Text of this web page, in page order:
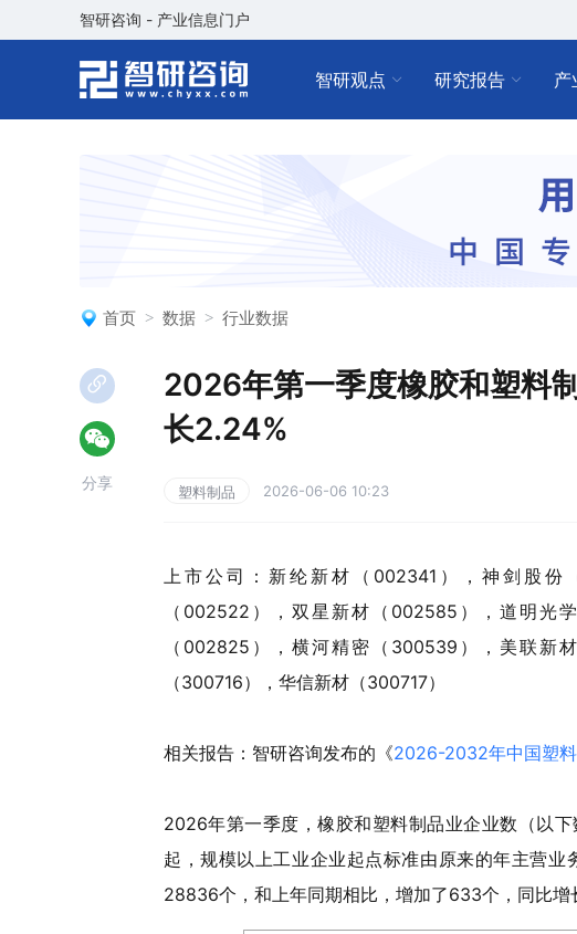
智研咨询 - 产业信息门户
智研观点 研究报告 产
首页 数据 行业数据
2026年第一季度橡胶和塑料
长2.24%
塑料制品 2026-06-06 10:23
上市公司：新纶新材（002341），神剑股
（002522），双星新材（002585），道明光
（002825），横河精密（300539），美联新
（300716），华信新材（300717）
相关报告：智研咨询发布的《2026-2032年中国塑
2026年第一季度，橡胶和塑料制品业企业数（以
起，规模以上工业企业起点标准由原来的年主营
28836个，和上年同期相比，增加了633个，同比增
分享